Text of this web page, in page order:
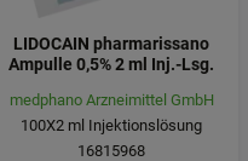
LIDOCAIN pharmarissano
Ampulle 0,5% 2 ml Inj.-Lsg.
medphano Arzneimittel GmbH
100X2 ml Injektionslösung
16815968